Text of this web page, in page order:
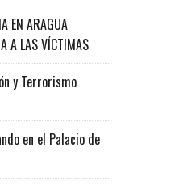
EN ARAGUA
A LAS VÍCTIMAS
y Terrorismo
en el Palacio de